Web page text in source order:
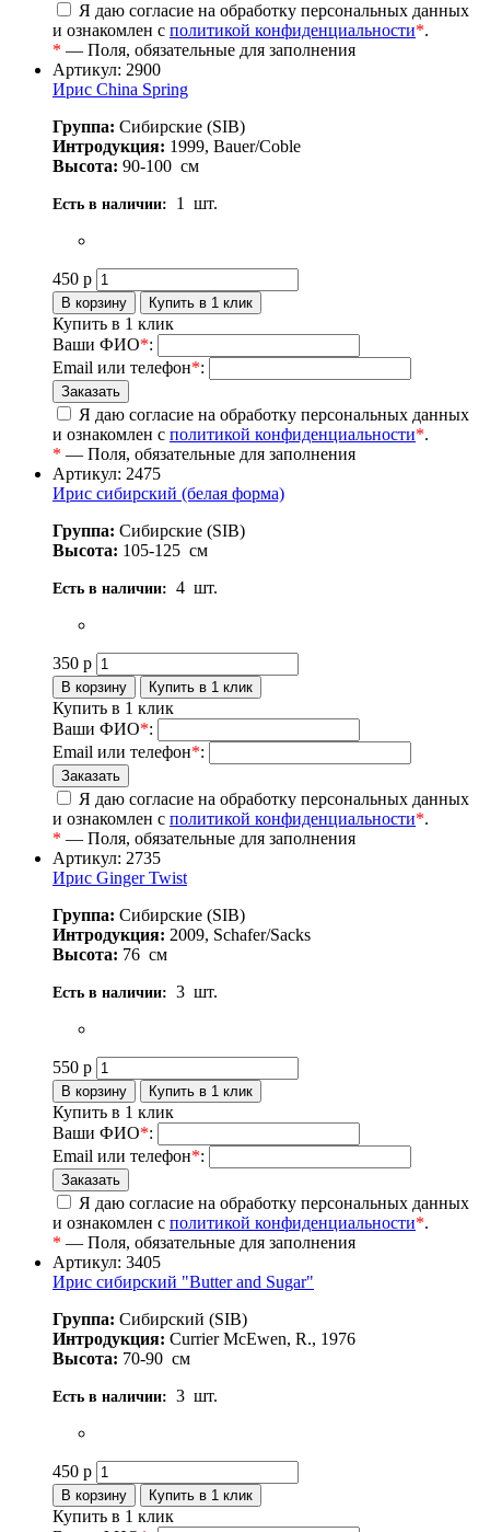
Я даю согласие на обработку персональных данных
и ознакомлен с политикой конфиденциальности*.
* — Поля, обязательные для заполнения
Артикул: 2900
Ирис China Spring
Группа: Сибирские (SIB)
Интродукция: 1999, Bauer/Coble
Высота: 90-100 см
Есть в наличии: 1 шт.
450 р
Купить в 1 клик
Ваши ФИО*:
Email или телефон*:
Я даю согласие на обработку персональных данных
и ознакомлен с политикой конфиденциальности*.
* — Поля, обязательные для заполнения
Артикул: 2475
Ирис сибирский (белая форма)
Группа: Сибирские (SIB)
Высота: 105-125 см
Есть в наличии: 4 шт.
350 р
Купить в 1 клик
Ваши ФИО*:
Email или телефон*:
Я даю согласие на обработку персональных данных
и ознакомлен с политикой конфиденциальности*.
* — Поля, обязательные для заполнения
Артикул: 2735
Ирис Ginger Twist
Группа: Сибирские (SIB)
Интродукция: 2009, Schafer/Sacks
Высота: 76 см
Есть в наличии: 3 шт.
550 р
Купить в 1 клик
Ваши ФИО*:
Email или телефон*:
Я даю согласие на обработку персональных данных
и ознакомлен с политикой конфиденциальности*.
* — Поля, обязательные для заполнения
Артикул: 3405
Ирис сибирский "Butter and Sugar"
Группа: Сибирский (SIB)
Интродукция: Currier McEwen, R., 1976
Высота: 70-90 см
Есть в наличии: 3 шт.
450 р
Купить в 1 клик